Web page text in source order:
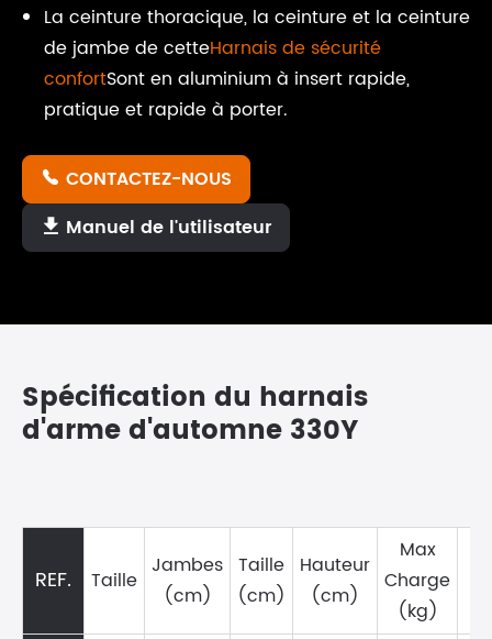
La ceinture thoracique, la ceinture et la ceinture
de jambe de cetteHarnais de sécurité
confortSont en aluminium à insert rapide,
pratique et rapide à porter.
 CONTACTEZ-NOUS
 Manuel de l'utilisateur
Spécification du harnais
d'arme d'automne 330Y
REF. Taille
Jambes
(cm)
Taille
(cm)
Hauteur
(cm)
Max
Charge
(kg)